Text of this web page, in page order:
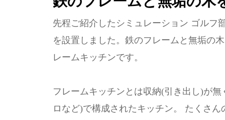
先程ご紹介したシミュレーション ゴルフ
を設置しました。鉄のフレームと無垢の
レームキッチンです。
フレームキッチンとは収納(引き出し)が
ロなど)で構成されたキッチン。 たくさ